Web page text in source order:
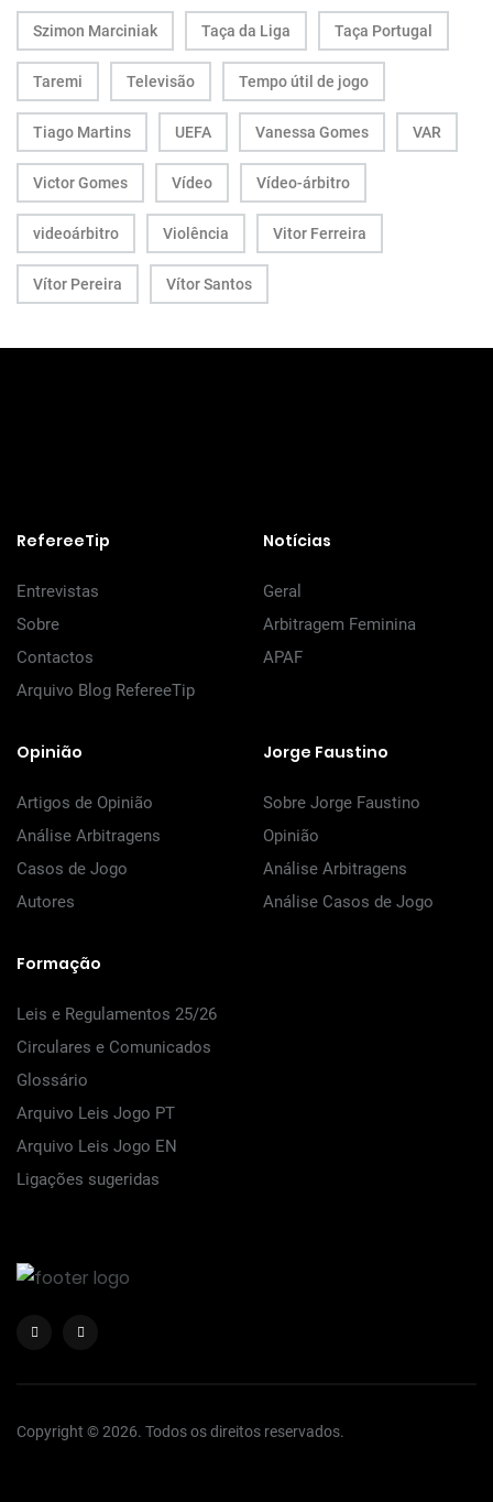
Szimon Marciniak Taça da Liga Taça Portugal
Taremi Televisão Tempo útil de jogo
Tiago Martins UEFA Vanessa Gomes VAR
Victor Gomes Vídeo Vídeo-árbitro
videoárbitro Violência Vitor Ferreira
Vítor Pereira Vítor Santos
RefereeTip
Entrevistas
Sobre
Contactos
Arquivo Blog RefereeTip
Notícias
Geral
Arbitragem Feminina
APAF
Opinião
Artigos de Opinião
Análise Arbitragens
Casos de Jogo
Autores
Jorge Faustino
Sobre Jorge Faustino
Opinião
Análise Arbitragens
Análise Casos de Jogo
Formação
Leis e Regulamentos 25/26
Circulares e Comunicados
Glossário
Arquivo Leis Jogo PT
Arquivo Leis Jogo EN
Ligações sugeridas
Copyright © 2026. Todos os direitos reservados.